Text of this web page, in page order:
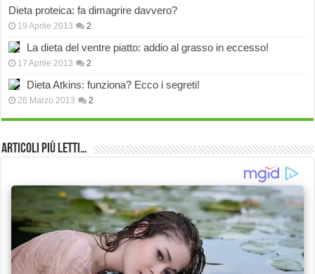
Dieta proteica: fa dimagrire davvero?
19 Aprile 2013 2
La dieta del ventre piatto: addio al grasso in eccesso!
17 Aprile 2013 2
Dieta Atkins: funziona? Ecco i segreti!
26 Marzo 2013 2
Articoli più Letti…